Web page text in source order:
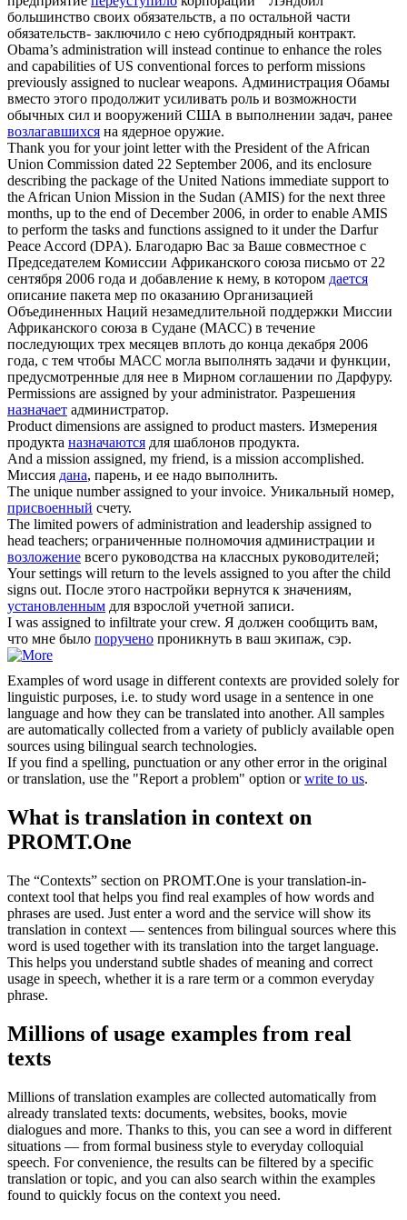
большинство своих обязательств, а по остальной части
обязательств- заключило с нею субподрядный контракт.
Obama’s administration will instead continue to enhance the roles
and capabilities of US conventional forces to perform missions
previously assigned to nuclear weapons. Администрация Обамы
вместо этого продолжит усиливать роль и возможности
обычных сил и вооружений США в выполнении задач, ранее
возлагавшихся на ядерное оружие.
Thank you for your joint letter with the President of the African
Union Commission dated 22 September 2006, and its enclosure
describing the package of the United Nations immediate support to
the African Union Mission in the Sudan (AMIS) for the next three
months, up to the end of December 2006, in order to enable AMIS
to perform the tasks and functions assigned to it under the Darfur
Peace Accord (DPA). Благодарю Вас за Ваше совместное с
Председателем Комиссии Африканского союза письмо от 22
сентября 2006 года и добавление к нему, в котором дается
описание пакета мер по оказанию Организацией
Объединенных Наций незамедлительной поддержки Миссии
Африканского союза в Судане (МАСС) в течение
последующих трех месяцев вплоть до конца декабря 2006
года, с тем чтобы МАСС могла выполнять задачи и функции,
предусмотренные для нее в Мирном соглашении по Дарфуру.
Permissions are assigned by your administrator. Разрешения
назначает администратор.
Product dimensions are assigned to product masters. Измерения
продукта назначаются для шаблонов продукта.
And a mission assigned, my friend, is a mission accomplished.
Миссия дана, парень, и ее надо выполнить.
The unique numberassigned to your invoice. Уникальный номер,
присвоенный счету.
The limited powers of administration and leadership assigned to
head teachers; ограниченные полномочия администрации и
возложение всего руководства на классных руководителей;
Your settings will return to the levels assigned to you after the child
signs out. После этого настройки вернутся к значениям,
установленным для взрослой учетной записи.
I was assigned to infiltrate your crew. Я должен сообщить вам,
что мне было поручено проникнуть в ваш экипаж, сэр.
Examples of word usage in different contexts are provided solely for
linguistic purposes, i.e. to study word usage in a sentence in one
language and how they can be translated into another. All samples
are automatically collected from a variety of publicly available open
sources using bilingual search technologies.
If you find a spelling, punctuation or any other error in the original
or translation, use the "Report a problem" option orwrite to us.
What is translation in context on
PROMT.One
The “Contexts” section on PROMT.One is your translation-in-
context tool that helps you find real examples of how words and
phrases are used. Just enter a word and the service will show its
translation in context — sentences from bilingual sources where this
word is used together with its translation into the target language.
This helps you understand subtle shades of meaning and correct
usage in speech, whether it is a rare term or a common everyday
phrase.
Millions of usage examples from real
texts
Millions of translation examples are collected automatically from
already translated texts: documents, websites, books, movie
dialogues and more. Thanks to this, you can see a word in different
situations — from formal business style to everyday colloquial
speech. For convenience, the results can be filtered by a specific
translation or topic, and you can also search within the examples
found to quickly focus on the context you need.